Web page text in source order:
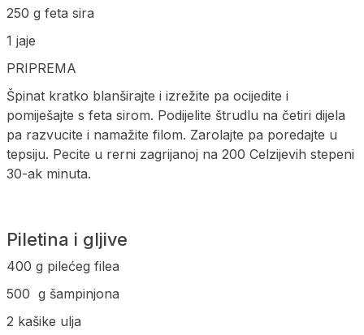
250 g feta sira
1 jaje
PRIPREMA
Špinat kratko blanširajte i izrežite pa ocijedite i
pomiješajte s feta sirom. Podijelite štrudlu na četiri dijela
pa razvucite i namažite filom. Zarolajte pa poredajte u
tepsiju. Pecite u rerni zagrijanoj na 200 Celzijevih stepeni
30-ak minuta.
Piletina i gljive
400 g pilećeg filea
500 g šampinjona
2 kašike ulja